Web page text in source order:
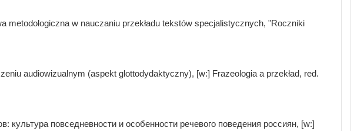
metodologiczna w nauczaniu przekładu tekstów specjalistycznych, "Roczniki
audiowizualnym (aspekt glottodydaktyczny), [w:] Frazeologia a przekład, red.
культура повседневности и особенности речевого поведения россиян, [w:]